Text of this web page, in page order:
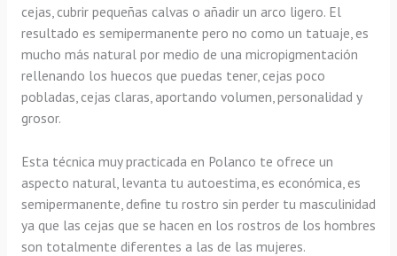
cejas, cubrir pequeñas calvas o añadir un arco ligero. El
resultado es semipermanente pero no como un tatuaje, es
mucho más natural por medio de una micropigmentación
rellenando los huecos que puedas tener, cejas poco
pobladas, cejas claras, aportando volumen, personalidad y
grosor.
Esta técnica muy practicada en Polanco te ofrece un
aspecto natural, levanta tu autoestima, es económica, es
semipermanente, define tu rostro sin perder tu masculinidad
ya que las cejas que se hacen en los rostros de los hombres
son totalmente diferentes a las de las mujeres.